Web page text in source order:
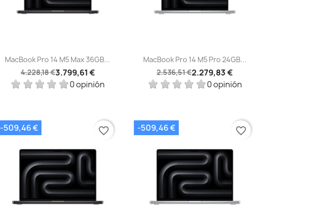
Vista rápida
MacBook Pro 14 M5 Max 36GB...
4.228,18 €3.799,61 €
0 opinión
Vista rápida
MacBook Pro 14 M5 Pro 24GB...
2.536,51 €2.279,83 €
0 opinión
-509,46 € favorite_border -509,46 € favorite_border